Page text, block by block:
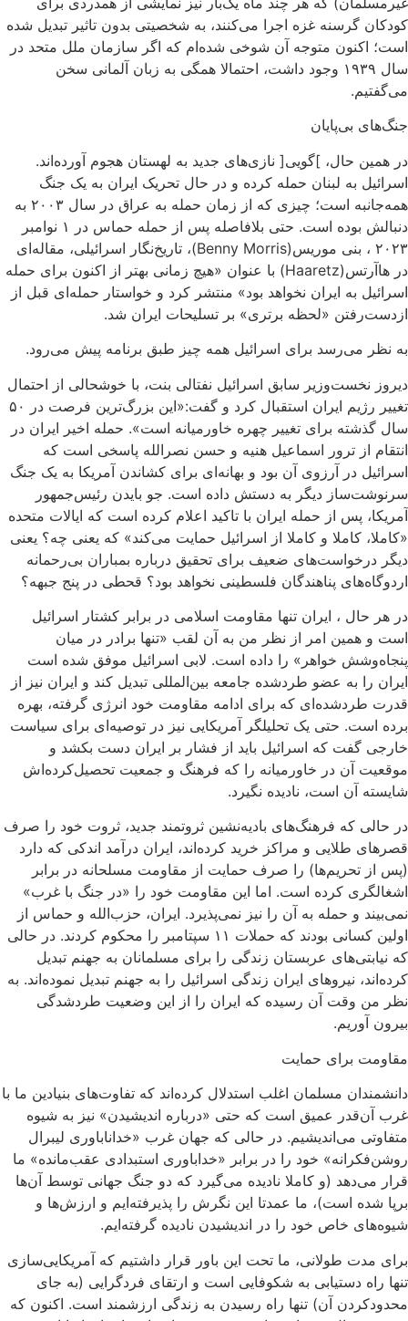
کودکان گرسنه غزه اجرا می‌کنند، به شخصیتی بدون تاثیر تبدیل شده
است؛ اکنون متوجه آن شوخی شده‌ام که اگر سازمان ملل متحد در
سال ۱۹۳۹ وجود داشت، احتمالا همگی به زبان آلمانی سخن
می‌گفتیم.
جنگ‌های بی‌پایان
در همین حال، ]گویی[ نازی‌های جدید به لهستان هجوم آورده‌اند.
اسرائیل به لبنان حمله کرده و در حال تحریک ایران به یک جنگ
همه‌جانبه است؛ چیزی که از زمان حمله به عراق در سال ۲۰۰۳ به
دنبالش بوده است. حتی بلافاصله پس از حمله حماس در ۱ نوامبر
۲۰۲۳ ، بنی موریس(Benny Morris)، تاریخ‌نگار اسرائیلی، مقاله‌ای
در هاآرتس(Haaretz) با عنوان «هیچ زمانی بهتر از اکنون برای حمله
اسرائیل به ایران نخواهد بود» منتشر کرد و خواستار حمله‌ای قبل از
ازدست‌رفتن «لحظه برتری» بر تسلیحات ایران شد.
به نظر می‌رسد برای اسرائیل همه چیز طبق برنامه پیش می‌رود.
دیروز نخست‌وزیر سابق اسرائیل نفتالی بنت، با خوشحالی از احتمال
تغییر رژیم ایران استقبال کرد و گفت:«این بزرگ‌ترین فرصت در ۵۰
سال گذشته برای تغییر چهره خاورمیانه است». حمله اخیر ایران در
انتقام از ترور اسماعیل هنیه و حسن نصرالله پاسخی است که
اسرائیل در آرزوی آن بود و بهانه‌ای برای کشاندن آمریکا به یک جنگ
سرنوشت‌ساز دیگر به دستش داده است. جو بایدن رئیس‌جمهور
آمریکا، پس از حمله ایران با تاکید اعلام کرده است که ایالات متحده
«کاملا، کاملا و کاملا از اسرائیل حمایت می‌کند» که یعنی چه؟ یعنی
دیگر درخواست‌های ضعیف برای تحقیق درباره بمباران بی‌رحمانه
اردوگاه‌های پناهندگان فلسطینی نخواهد بود؟ قحطی در پنج جبهه؟
در هر حال ، ایران تنها مقاومت اسلامی در برابر کشتار اسرائیل
است و همین امر از نظر من به آن لقب «تنها برادر در میان
پنجاه‌وشش خواهر» را داده است. لابی اسرائیل موفق شده است
ایران را به عضو طردشده‌ جامعه بین‌المللی تبدیل کند و ایران نیز از
قدرت طردشده‌ای که برای ادامه مقاومت خود انرژی گرفته، بهره
برده است. حتی یک تحلیلگر آمریکایی نیز در توصیه‌ای برای سیاست
خارجی گفت که اسرائیل باید از فشار بر ایران دست بکشد و
موقعیت آن در خاورمیانه را که فرهنگ و جمعیت تحصیل‌کرده‌اش
شایسته آن است، نادیده نگیرد.
در حالی ‌که فرهنگ‌های بادیه‌نشین ثروتمند جدید، ثروت خود را صرف
قصرهای طلایی و مراکز خرید کرده‌اند، ایران درآمد اندکی که دارد
(پس از تحریم‌ها) را صرف حمایت از مقاومت مسلحانه در برابر
اشغالگری کرده است. اما این مقاومت خود را «در جنگ با غرب»
نمی‌بیند و حمله به آن را نیز نمی‌پذیرد. ایران، حزب‌الله و حماس از
اولین کسانی بودند که حملات ۱۱ سپتامبر را محکوم کردند. در حالی
‌که نیابتی‌های عربستان زندگی را برای مسلمانان به جهنم تبدیل
کرده‌اند، نیروهای ایران زندگی اسرائیل را به جهنم تبدیل نموده‌اند. به
نظر من وقت آن رسیده که ایران را از این وضعیت طردشدگی
بیرون آوریم.
مقاومت برای حمایت
دانشمندان مسلمان اغلب استدلال کرده‌اند که تفاوت‌های بنیادین ما با
غرب آن‌قدر عمیق است که حتی «درباره‌ اندیشیدن» نیز به شیوه‌
متفاوتی می‌اندیشیم. در حالی ‌که جهان غرب «خداناباوری لیبرال
روشن‌فکرانه‌» خود را در برابر «خداباوری استبدادی عقب‌مانده‌» ما
قرار می‌دهد (و کاملا نادیده می‌گیرد که دو جنگ جهانی توسط آن‌ها
برپا شده است)، ما عمدتا این نگرش را پذیرفته‌ایم و ارزش‌ها و
شیوه‌های خاص خود را در اندیشیدن نادیده گرفته‌ایم.
برای مدت طولانی، ما تحت این باور قرار داشتیم که آمریکایی‌سازی
تنها راه دستیابی به شکوفایی است و ارتقای فردگرایی (به‌ جای
محدودکردن آن) تنها راه رسیدن به زندگی‌ ارزشمند است. اکنون که